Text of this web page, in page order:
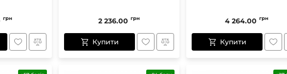
грн 2 236.00 грн
Купити
4 264.00 грн
Купити